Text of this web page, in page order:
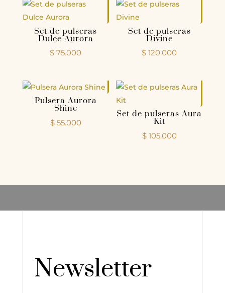
Set de pulseras
Dulce Aurora
$ 75.000
Set de pulseras
Divine
$ 120.000
Pulsera Aurora
Shine
$55.000
Set de pulseras Aura
Kit
$105.000
Newsletter